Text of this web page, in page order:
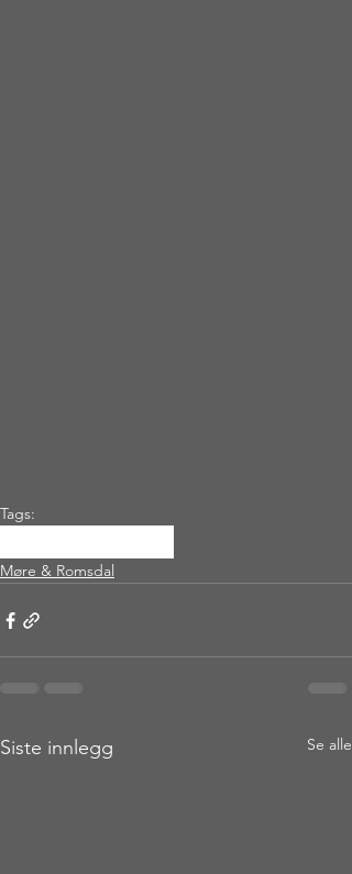
Tags:
Møre & Romsdal
Siste innlegg Se alle